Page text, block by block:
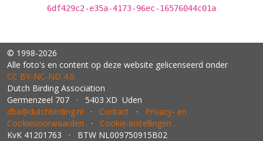
6df429c2-e35a-4173-96ec-16576044c01a
© 1998-2026
Alle foto's en content op deze website gelicenseerd onder
CC BY‑NC‑ND 4.0
Dutch Birding Association
Germenzeel 707 · 5403 XD Uden
dba@dutchbirding.nl · Contact · Privacy- en
Cookievoorwaarden · Cookie-instellingen
KvK 41201763 · BTW NL009750915B02